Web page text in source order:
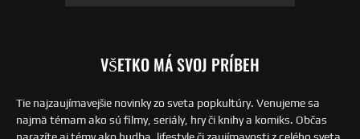
VŠETKO MÁ SVOJ PRÍBEH
Tie najzaujímavejšie novinky zo sveta popkultúry. Venujeme sa
najmä témam ako sú filmy, seriály, hry či knihy a komiks. Občas